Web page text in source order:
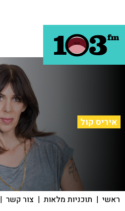
איריס קול
ראשי | תוכניות מלאות | צור קשר |